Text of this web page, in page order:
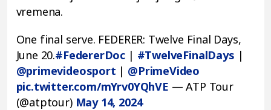
vremena.
One final serve. FEDERER: Twelve Final Days,
June 20.#FedererDoc | #TwelveFinalDays |
@primevideosport | @PrimeVideo
pic.twitter.com/mYrv0YQhVE — ATP Tour
(@atptour) May 14, 2024